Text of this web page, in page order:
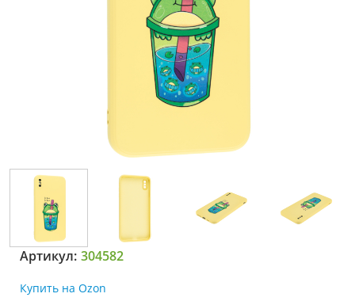
Артикул: 304582
Купить на Ozon